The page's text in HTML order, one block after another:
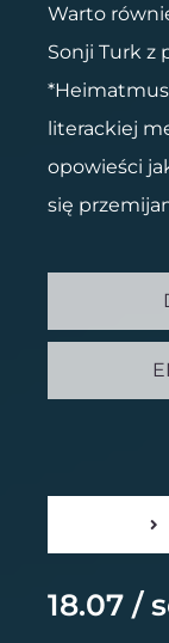
Warto
Sonji Turk z
literackiej
opowieści
się
18.07 /